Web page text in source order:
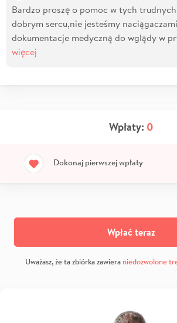
Bardzo proszę o pomoc w tych
dobrym sercu,nie jesteśmy
dokumentacje medyczną do wglądy w
więcej
Wpłaty: 0
Dokonaj pierwszej wpłaty
Wpłać teraz
Uważasz, że ta zbiórka zawiera niedozwolone